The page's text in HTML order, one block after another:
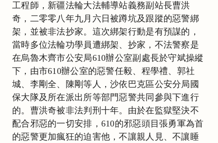
工程師，新疆法輪大法輔導站義務副站長曹洪
奇，二零零八年九月六日被蹲坑及跟蹤的惡警綁
架，並被非法抄家。這次綁架行動是有預謀的，
當時多位法輪功學員遭綁架、抄家，不法警察是
在烏魯木齊市公安局610辦公室副處長於守斌操縱
下，由市610辦公室的惡警任毅、程學禮、郭社
城、李剛全、陳剛等人，沙依巴克區公安分局國
保大隊及所在派出所等部門惡警共同參與下進行
的。曹洪奇被非法判刑十年。由於在監獄堅決不
配合邪惡的一切安排，610的邪惡頭目張勇軍為首
的惡警更加瘋狂的迫害他，不讓親人見、不讓睡